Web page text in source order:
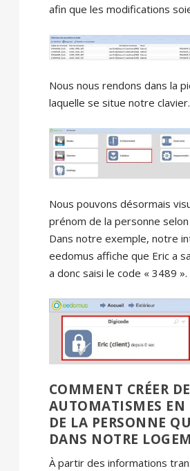
afin que les modifications
Nous nous rendons dans la
laquelle se situe notre clavier.
Nous pouvons désormais
prénom de la personne
Dans notre exemple, notre
eedomus affiche que Eric a
a donc saisi le code « 3489 ».
COMMENT CRÉER
AUTOMATISMES EN
DE LA PERSONNE
DANS NOTRE
À partir des informations